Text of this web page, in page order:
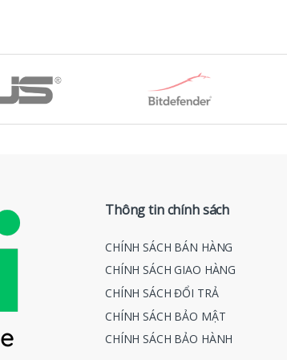
Thông tin chính sách
CHÍNH SÁCH BÁN HÀNG
CHÍNH SÁCH GIAO HÀNG
CHÍNH SÁCH ĐỔI TRẢ
CHÍNH SÁCH BẢO MẬT
CHÍNH SÁCH BẢO HÀNH